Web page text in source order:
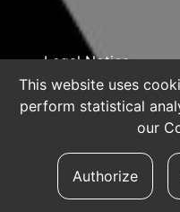
Legal Notice
Cookie Policy
This website uses
perform statistical
our
Authorize